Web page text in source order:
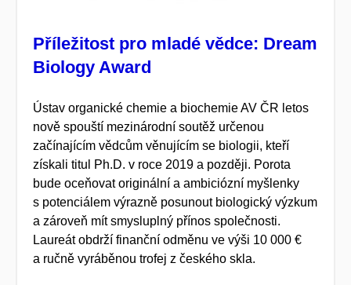
Příležitost pro mladé vědce: Dream
Biology Award
Ústav organické chemie a biochemie AV ČR letos
nově spouští mezinárodní soutěž určenou
začínajícím vědcům věnujícím se biologii, kteří
získali titul Ph.D. v roce 2019 a později. Porota
bude oceňovatoriginální a ambiciózní myšlenky
s potenciálem výrazně posunout biologický výzkum
a zároveň mítsmysluplný přínos společnosti.
Laureát obdrží finanční odměnu ve výši 10 000 €
a ručně vyráběnou trofej z českého skla.